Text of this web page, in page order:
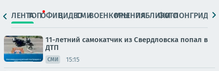
ЛЕНТАТОПОФИЦ.ВИДЕОСМИВОЕНКОРЫМНЕНИЯПАБЛИКИ
ФОТОЛОНГРИДЫ
11-летний самокатчик из Свердловска попал в
ДТП
СМИ 15:15